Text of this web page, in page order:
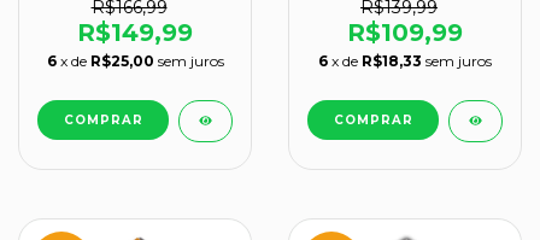
B
R$166,99
R$149,99
6 x de R$25,00 sem juros
B
R$139,99
R$109,99
6 x de R$18,33 sem juros